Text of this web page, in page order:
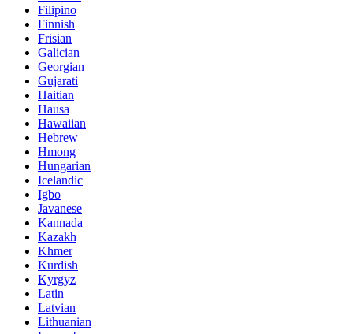
Filipino
Finnish
Frisian
Galician
Georgian
Gujarati
Haitian
Hausa
Hawaiian
Hebrew
Hmong
Hungarian
Icelandic
Igbo
Javanese
Kannada
Kazakh
Khmer
Kurdish
Kyrgyz
Latin
Latvian
Lithuanian